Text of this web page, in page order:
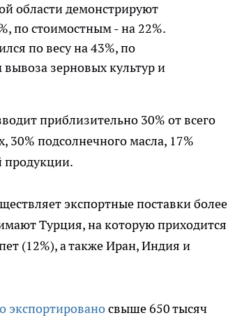
области демонстрируют
по стоимостным - на 22%.
по весу на 43%, по
зерновых культур и
приблизительно 30% от всего
30% подсолнечного масла, 17%
продукции.
экспортные поставки более
Турция, на которую приходится
(12%), а также Иран, Индия и
экспортированосвыше 650 тысяч